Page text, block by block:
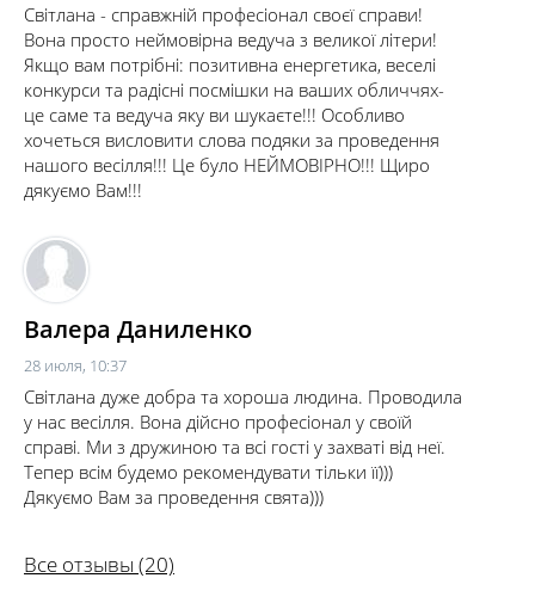
Світлана - справжній професіонал своєї справи!
Вона просто неймовірна ведуча з великої літери!
Якщо вам потрібні: позитивна енергетика, веселі
конкурси та радісні посмішки на ваших обличчях-
це саме та ведуча яку ви шукаєте!!! Особливо
хочеться висловити слова подяки за проведення
нашого весілля!!! Це було НЕЙМОВІРНО!!! Щиро
дякуємо Вам!!!
Валера Даниленко
28 июля, 10:37
Світлана дуже добра та хороша людина. Проводила
у нас весілля. Вона дійсно професіонал у своїй
справі. Ми з дружиною та всі гості у захваті від неї.
Тепер всім будемо рекомендувати тільки її)))
Дякуємо Вам за проведення свята)))
Все отзывы (20)